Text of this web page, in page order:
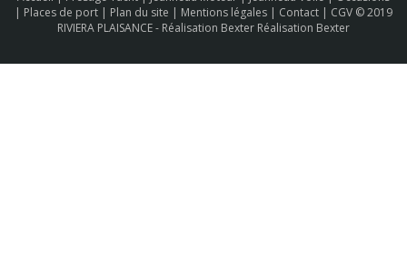
| Places de port | Plan du site | Mentions légales | Contact | CGV © 2019
RIVIERA PLAISANCE - Réalisation Bexter Réalisation Bexter